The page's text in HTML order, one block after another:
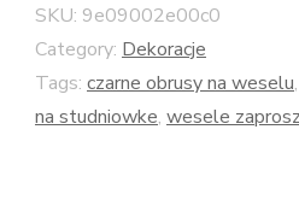
SKU: 9e09002e00c0
Category: Dekoracje
Tags: czarne obrusy na weselu,
na studniowke, wesele